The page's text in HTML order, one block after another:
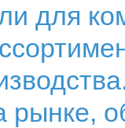
для
рынке,